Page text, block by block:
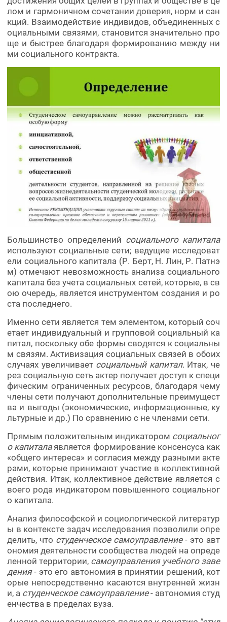
лом и гармоничном сочетании доверия, норм и сан
кций. Взаимодействие индивидов, объединенных с
оциальными связями, становится значительно про
ще и быстрее благодаря формированию между ни
ми социального контракта.
Большинство определений социального капитала
используют социальные сети; ведущие исследоват
ели социального капитала (Р. Берт, Н. Лин, Р. Патнэ
м) отмечают невозможность анализа социального
капитала без учета социальных сетей, которые, в св
ою очередь, является инструментом создания и ро
ста последнего.
Именно сети является тем элементом, который соч
етает индивидуальный и групповой социальный ка
питал, поскольку обе формы сводятся к социальны
м связям. Активизация социальных связей в обоих
случаях увеличивает социальный капитал. Итак, че
рез социальную сеть актер получает доступ к специ
фическим ограниченных ресурсов, благодаря чему
члены сети получают дополнительные преимущест
ва и выгоды (экономические, информационные, ку
льтурные и др.) По сравнению с не членами сети.
Прямым положительным индикатором социальног
о капиталаявляется формирование консенсуса как
«общего интереса» и согласия между разными акте
рами, которые принимают участие в коллективной
действия. Итак, коллективное действие является с
воего рода индикатором повышенного социальног
о капитала.
Анализ философской и социологической литератур
ы в контексте задач исследования позволили опре
делить, что студенческое самоуправление- это авт
ономия деятельности сообщества людей на опреде
ленной территории, самоуправления учебного заве
дения- это его автономия в принятии решений, кот
орые непосредственно касаются внутренней жизн
и, а студенческое самоуправление- автономия студ
енчества в пределах вуза.